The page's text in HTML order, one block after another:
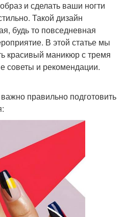
и сделать ваши ногти
Такой дизайн
будь то повседневная
В этой статье мы
красивый маникюр с тремя
советы и рекомендации.
правильно подготовить